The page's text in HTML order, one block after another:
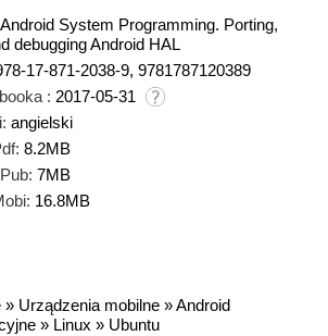
Android System Programming. Porting,
debugging Android HAL
17-871-2038-9, 9781787120389
: 2017-05-31
angielski
8.2MB
7MB
16.8MB
» Urządzenia mobilne »Android
» Linux » Ubuntu